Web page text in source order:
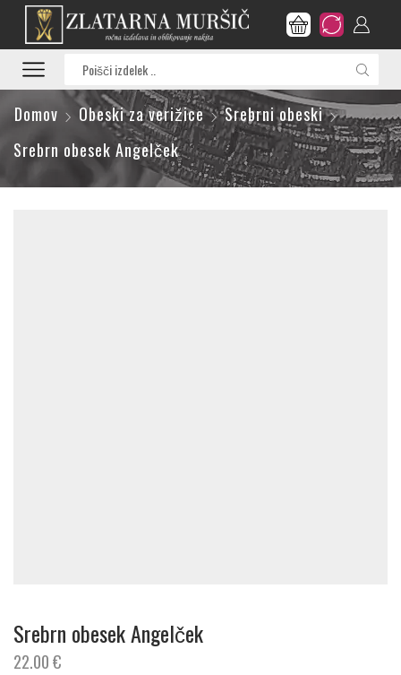
input
Domov Obeski za verižice
Srebrni obeski
Srebrn obesek Angelček
Srebrn obesek Angelček
22.00€